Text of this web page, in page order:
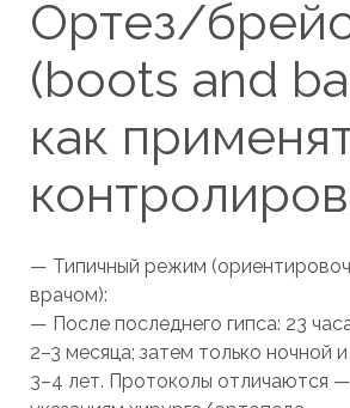
Ортез/
(boots and
как
— Типичный режим
врачом):
— После последнего гипса: 23
2–3 месяца; затем только ночной
3–4 лет. Протоколы отличаются